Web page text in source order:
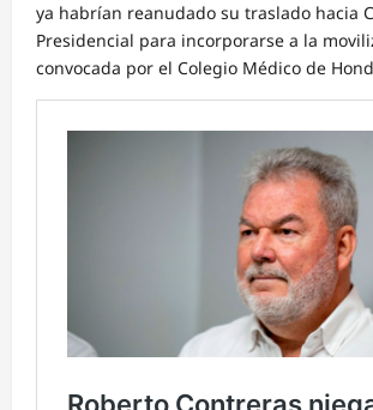
ya habrían reanudado su traslado hacia
Presidencial para incorporarse a la
convocada por el Colegio Médico de